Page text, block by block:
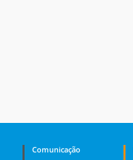
Comunicação